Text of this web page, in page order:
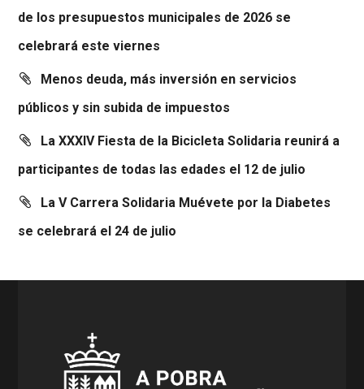
de los presupuestos municipales de 2026 se
celebrará este viernes
Menos deuda, más inversión en servicios
públicos y sin subida de impuestos
La XXXIV Fiesta de la Bicicleta Solidaria reunirá a
participantes de todas las edades el 12 de julio
La V Carrera Solidaria Muévete por la Diabetes
se celebrará el 24 de julio